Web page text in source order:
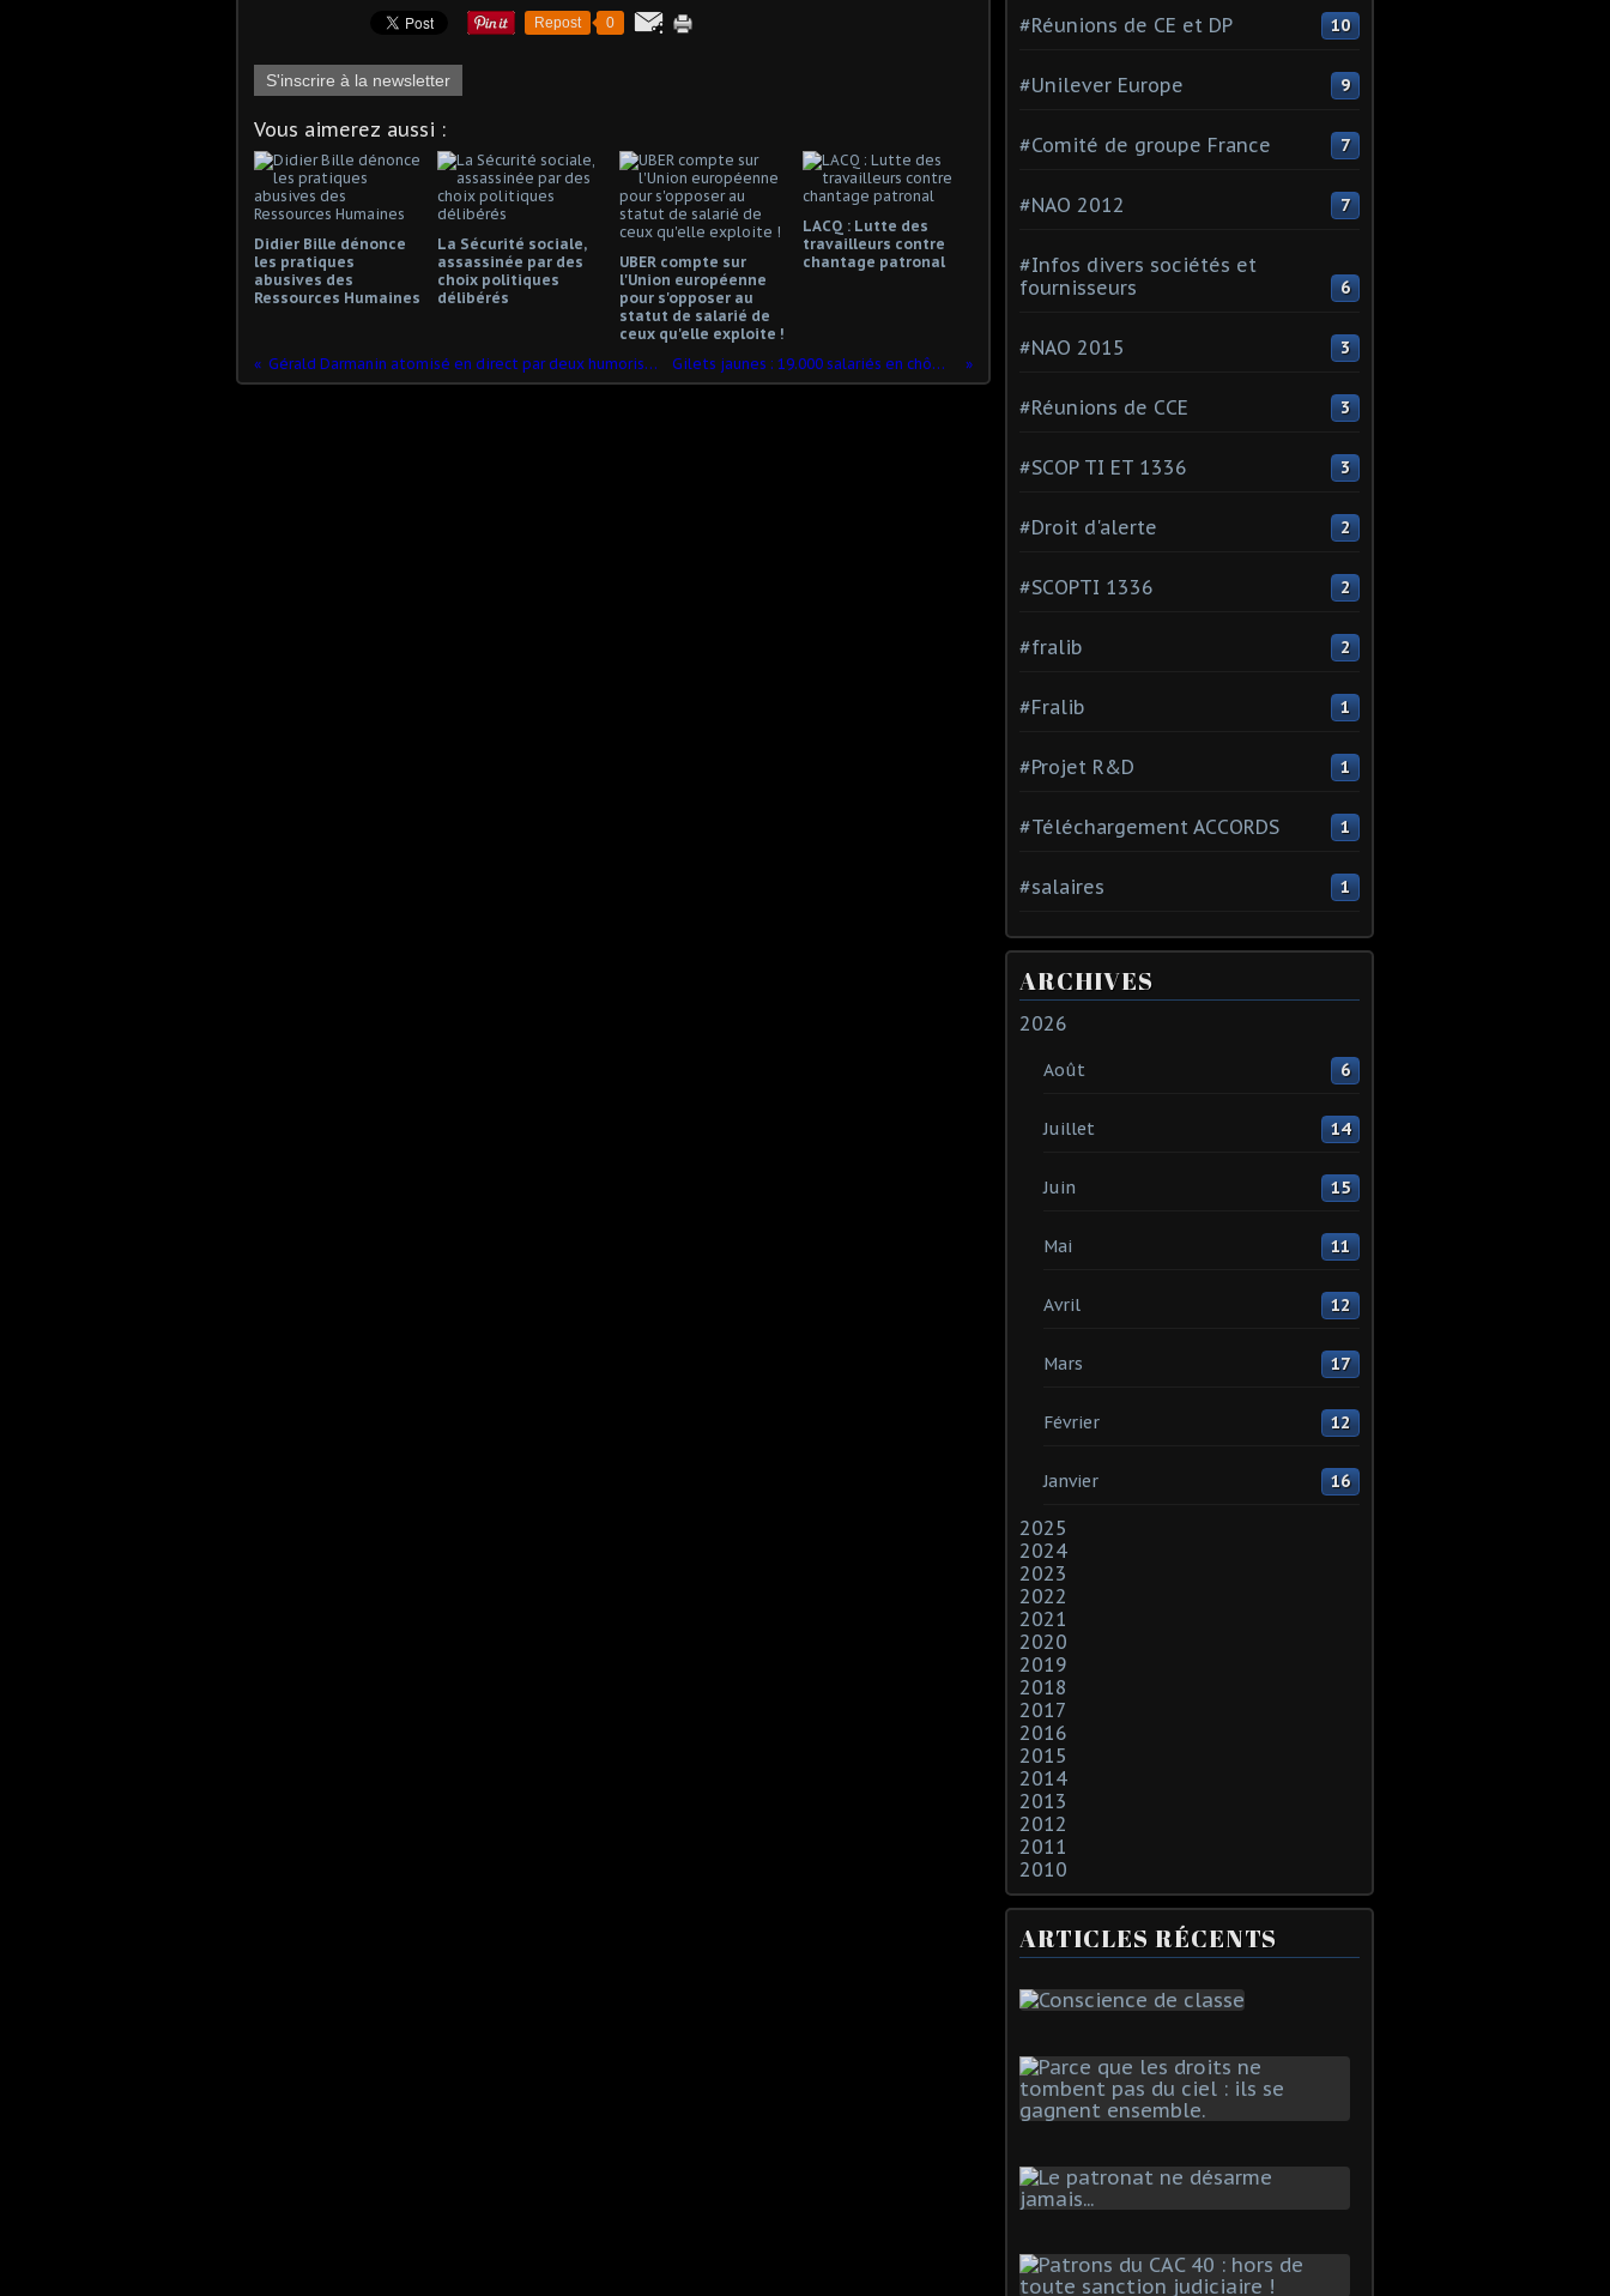
Repost 0
S'inscrire à la newsletter
Vous aimerez aussi :
Didier Bille dénonce
les pratiques
abusives des
Ressources Humaines
La Sécurité sociale,
assassinée par des
choix politiques
délibérés
UBER compte sur
l'Union européenne
pour s'opposer au
statut de salarié de
ceux qu'elle exploite !
LACQ : Lutte des
travailleurs contre
chantage patronal
Gérald Darmanin atomisé en direct par deux humoristes de France Inter Gilets jaunes : 19.000 salariés en chômage technique
#Réunions de CE et DP 10
#Unilever Europe 9
#Comité de groupe France 7
#NAO 2012 7
#Infos divers sociétés et
fournisseurs
6
#NAO 2015 3
#Réunions de CCE 3
#SCOP TI ET 1336 3
#Droit d'alerte 2
#SCOPTI 1336 2
#fralib 2
#Fralib 1
#Projet R&D 1
#Téléchargement ACCORDS 1
#salaires 1
ARCHIVES
2026
Août 6
Juillet 14
Juin 15
Mai 11
Avril 12
Mars 17
Février 12
Janvier 16
2025
2024
2023
2022
2021
2020
2019
2018
2017
2016
2015
2014
2013
2012
2011
2010
ARTICLES RÉCENTS